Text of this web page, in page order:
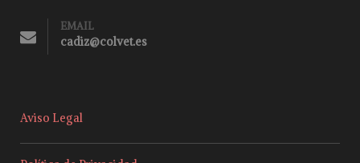
EMAIL
cadiz@colvet.es
Aviso Legal